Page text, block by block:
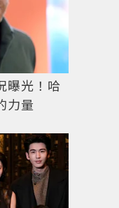
曝光！哈
力量